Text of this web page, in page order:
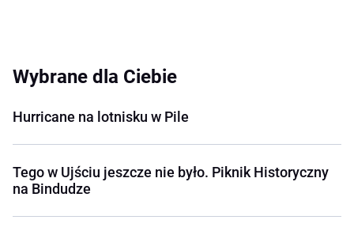
Wybrane dla Ciebie
Hurricane na lotnisku w Pile
Tego w Ujściu jeszcze nie było. Piknik Historyczny
na Bindudze